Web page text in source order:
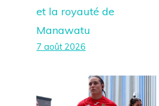
et la royauté de
Manawatu
7 août 2026